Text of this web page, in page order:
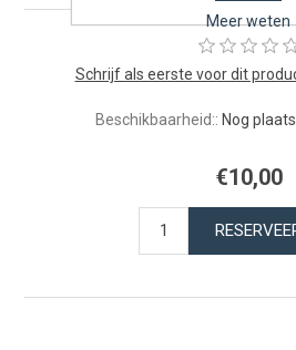
Schrijf als eerste voor dit
Beschikbaarheid:: Nog
€10,00
Meer weten